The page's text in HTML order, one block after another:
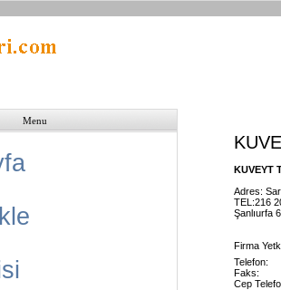
Menu
KUVEYT
Adres:
TEL:216
Şanlıurfa
Firma
Telefon:
Faks:
Cep